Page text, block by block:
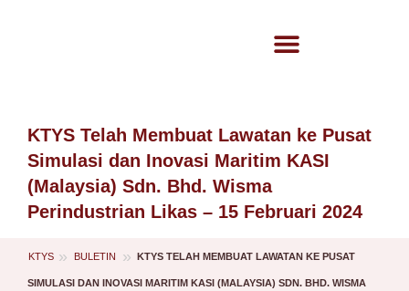
KTYS Telah Membuat Lawatan ke Pusat
Simulasi dan Inovasi Maritim KASI
(Malaysia) Sdn. Bhd. Wisma
Perindustrian Likas – 15 Februari 2024
KTYS » BULETIN » KTYS TELAH MEMBUAT LAWATAN KE PUSAT
SIMULASI DAN INOVASI MARITIM KASI (MALAYSIA) SDN. BHD. WISMA